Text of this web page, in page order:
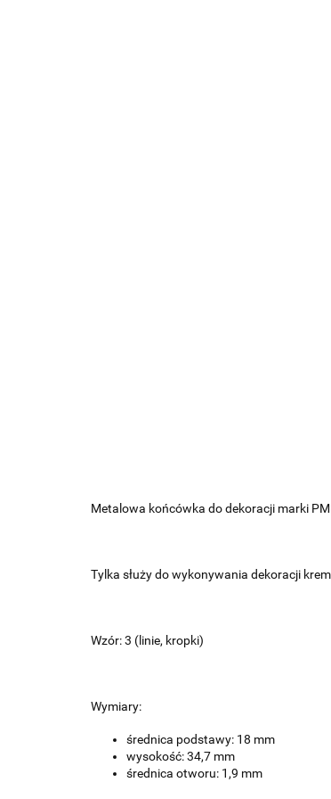
Metalowa końcówka do dekoracji marki
Tylka służy do wykonywania dekoracji
Wzór: 3 (linie, kropki)
Wymiary:
średnica podstawy: 18 mm
wysokość: 34,7 mm
średnica otworu: 1,9 mm